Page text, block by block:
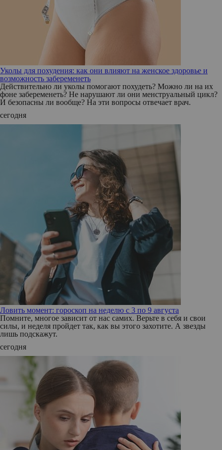
Уколы для похудения: как они влияют на женское здоровье и
возможность забеременеть
Действительно ли уколы помогают похудеть? Можно ли на их
фоне забеременеть? Не нарушают ли они менструальный цикл?
И безопасны ли вообще? На эти вопросы отвечает врач.
сегодня
Ловить момент: гороскоп на неделю с 3 по 9 августа
Помните, многое зависит от нас самих. Верьте в себя и свои
силы, и неделя пройдет так, как вы этого захотите. А звезды
лишь подскажут.
сегодня